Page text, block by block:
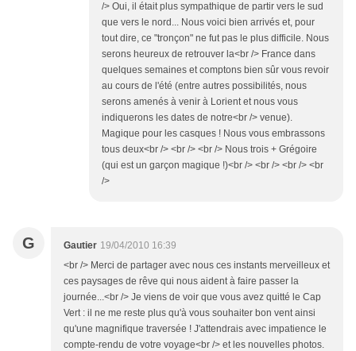
/> Oui, il était plus sympathique de partir vers le sud
que vers le nord... Nous voici bien arrivés et, pour
tout dire, ce "tronçon" ne fut pas le plus difficile. Nous
serons heureux de retrouver la<br /> France dans
quelques semaines et comptons bien sûr vous revoir
au cours de l'été (entre autres possibilités, nous
serons amenés à venir à Lorient et nous vous
indiquerons les dates de notre<br /> venue).
Magique pour les casques ! Nous vous embrassons
tous deux<br /> <br /> <br /> Nous trois + Grégoire
(qui est un garçon magique !)<br /> <br /> <br /> <br
/>
G Gautier 19/04/2010 16:39
<br /> Merci de partager avec nous ces instants merveilleux et
ces paysages de rêve qui nous aident à faire passer la
journée...<br /> Je viens de voir que vous avez quitté le Cap
Vert : il ne me reste plus qu'à vous souhaiter bon vent ainsi
qu'une magnifique traversée ! J'attendrais avec impatience le
compte-rendu de votre voyage<br /> et les nouvelles photos.